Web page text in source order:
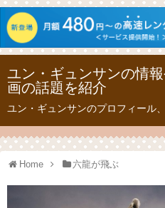
ユン・ギュンサンの情
画の話題を紹介
ユン・ギュンサンのプロフィール
Home 六龍が飛ぶ